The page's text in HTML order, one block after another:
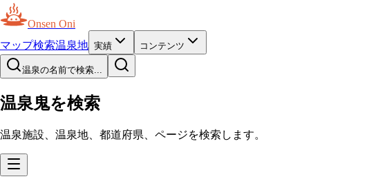
Onsen Oni
マップ検索温泉地 実績 コンテンツ
温泉の名前で検索...
温泉鬼を検索
温泉施設、温泉地、都道府県、ページを検索します。